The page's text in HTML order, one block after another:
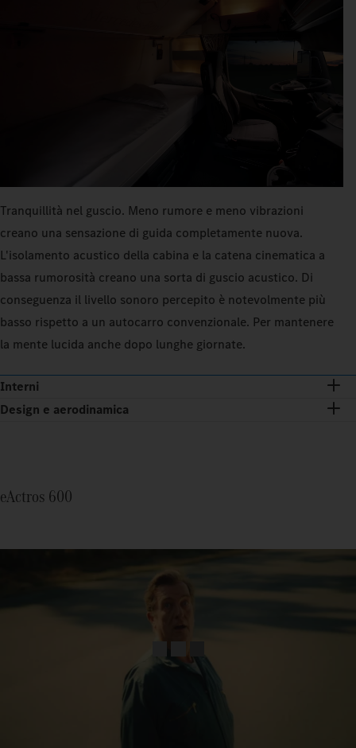
Tranquillità nel guscio. Meno rumore e meno vibrazioni
creano una sensazione di guida completamente nuova.
L'isolamento acustico della cabina e la catena cinematica a
bassa rumorosità creano una sorta di guscio acustico. Di
conseguenza il livello sonoro percepito è notevolmente più
basso rispetto a un autocarro convenzionale. Per mantenere
la mente lucida anche dopo lunghe giornate.
Interni
Design e aerodinamica
eActros 600